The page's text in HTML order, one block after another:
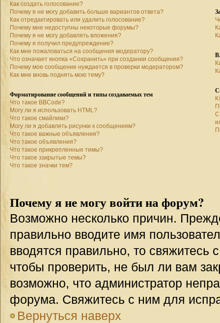
Как создать голосование?
Почему я не могу добавить больше вариантов ответа?
Как отредактировать или удалить голосование?
Почему мне недоступны некоторые форумы?
Почему я не могу добавлять вложения?
Почему я получил предупреждение?
Как мне пожаловаться на сообщения модератору?
Что означает кнопка «Сохранить» при создании сообщения?
Почему мое сообщение нуждается в проверки модератором?
Как мне вновь поднять мою тему?
Форматирование сообщений и типы создаваемых тем
Что такое BBCode?
Могу ли я использовать HTML?
Что такое смайлики?
Могу ли я добавлять рисунки к сообщениям?
Что такое важные объявления?
Что такое объявления?
Что такое прикрепленные темы?
Что такое закрытые темы?
Что такое значки тем?
С
Почему я не могу войти на форум?
Возможно несколько причин.
правильно вводите имя
вводятся правильно, то
чтобы проверить, не был ли вам
возможно, что администратор
форума. Свяжитесь с ним для
Вернуться наверх